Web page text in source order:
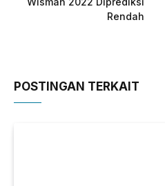
Rendah
POSTINGAN TERKAIT